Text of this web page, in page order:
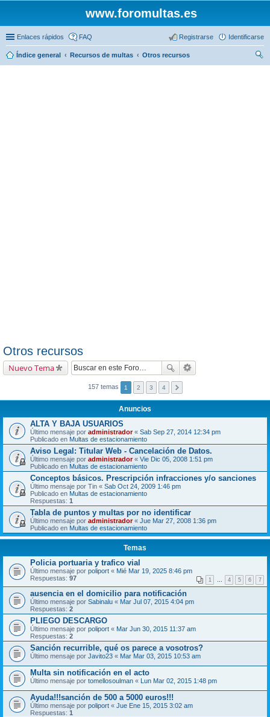
www.foromultas.es
Enlaces rápidos FAQ Identificarse
Registrarse
Índice general Recursos de multas
Otros recursos
Otros recursos
Nuevo Tema
157 temas 1 2 3 4
Anuncios
ALTA Y BAJA USUARIOS
Último mensaje por administrador« Sab Sep 27, 2014 12:34 pm
Publicado en Multas de estacionamiento
Aviso Legal: Titular Web - Cancelación de Datos.
Último mensaje por administrador« Vie Dic 05, 2008 1:51 pm
Publicado en Multas de estacionamiento
Conceptos básicos. Prescripción infracciones y/o sanciones
Último mensaje por Tin « Sab Oct 24, 2009 1:46 pm
Publicado en Multas de estacionamiento
Respuestas: 1
Tabla de puntos y multas por no identificar
Último mensaje por administrador« Jue Mar 27, 2008 1:36 pm
Publicado en Multas de estacionamiento
Temas
Policia portuaria y trafico vial
Último mensaje por poliport « Mié Mar 19, 2025 8:46 pm
Respuestas: 97 1 … 4 5 6 7
ausencia en el domicilio para notificación
Último mensaje por Sabinalu « Mar Jul 07, 2015 4:04 pm
Respuestas: 2
PLIEGO DESCARGO
Último mensaje por poliport « Mar Jun 30, 2015 11:37 am
Respuestas: 2
Sanción recurrible, qué os parece a vosotros?
Último mensaje por Javito23 « Mar Mar 03, 2015 10:53 am
Multa sin notificación en el acto
Último mensaje por tomellosoulman « Lun Mar 02, 2015 1:48 pm
Ayuda!!!sanción de 500 a 5000 euros!!!
Último mensaje por poliport « Jue Ene 15, 2015 3:02 am
Respuestas: 1